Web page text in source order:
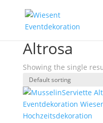
Altrosa
Showing the single